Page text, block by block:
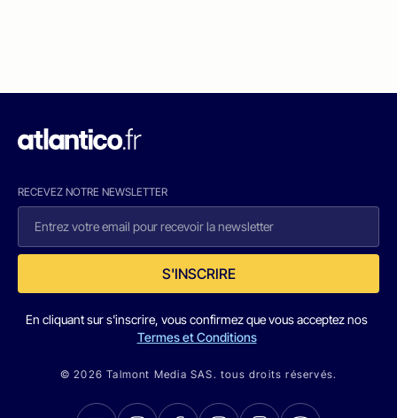
RECEVEZ NOTRE NEWSLETTER
S'INSCRIRE
En cliquant sur s'inscrire, vous confirmez que vous acceptez nos
Termes et Conditions
© 2026 Talmont Media SAS. tous droits réservés.